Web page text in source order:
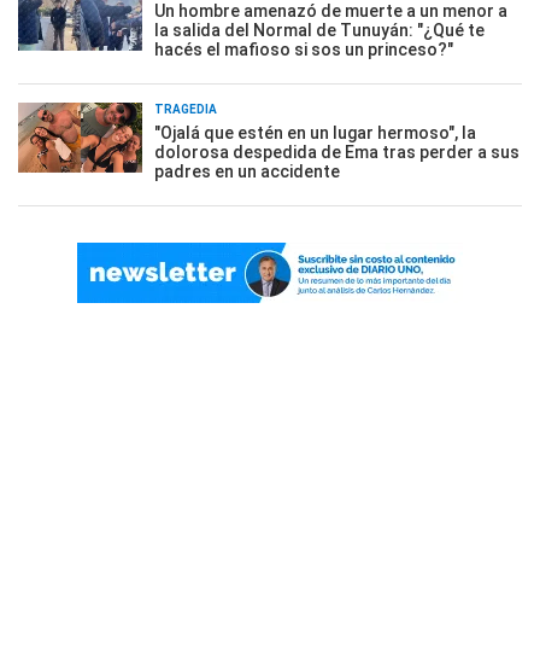
Un hombre amenazó de muerte a un menor a
la salida del Normal de Tunuyán: "¿Qué te
hacés el mafioso si sos un princeso?"
TRAGEDIA
"Ojalá que estén en un lugar hermoso", la
dolorosa despedida de Ema tras perder a sus
padres en un accidente